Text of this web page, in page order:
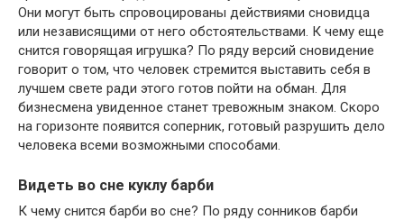
Они могут быть спровоцированы действиями сновидца
или независящими от него обстоятельствами. К чему еще
снится говорящая игрушка? По ряду версий сновидение
говорит о том, что человек стремится выставить себя в
лучшем свете ради этого готов пойти на обман. Для
бизнесмена увиденное станет тревожным знаком. Скоро
на горизонте появится соперник, готовый разрушить дело
человека всеми возможными способами.
Видеть во сне куклу барби
К чему снится барби во сне? По ряду сонников барби